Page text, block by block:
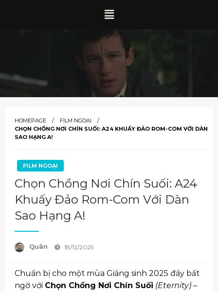
HOMEPAGE
FILM NGOẠI
CHỌN CHỒNG NƠI CHÍN SUỐI: A24 KHUẤY ĐẢO ROM-COM VỚI DÀN
SAO HẠNG A!
FILM NGOẠI
Chọn Chồng Nơi Chín Suối: A24
Khuấy Đảo Rom-Com Với Dàn
Sao Hạng A!
Quân 18/12/2025
Chuẩn bị cho một mùa Giáng sinh 2025 đầy bất
ngờ với Chọn Chồng Nơi Chín Suối (Eternity) –